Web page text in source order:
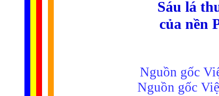
Sáu lá
của nền
Nguồn gốc
Nguồn gốc